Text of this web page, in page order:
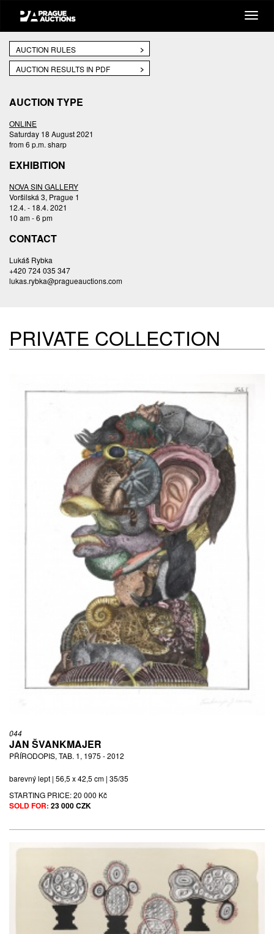
AUCTION RULES
AUCTION RESULTS IN PDF
AUCTION TYPE
ONLINE
Saturday 18 August 2021
from 6 p.m. sharp
EXHIBITION
NOVA SIN GALLERY
Voršilská 3, Prague 1
12.4. - 18.4. 2021
10 am - 6 pm
CONTACT
Lukáš Rybka
+420 724 035 347
lukas.rybka@pragueauctions.com
PRIVATE COLLECTION
044
JAN ŠVANKMAJER
PŘÍRODOPIS, TAB. 1, 1975 - 2012
barevný lept | 56,5 x 42,5 cm | 35/35
STARTING PRICE:20 000 Kč
SOLD FOR: 23 000 CZK